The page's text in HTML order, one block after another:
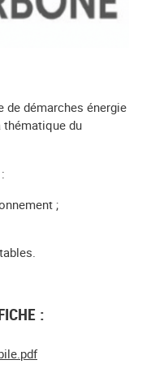
TWITTER
SUR LINKEDIN
de démarches énergie
thématique du
;
: